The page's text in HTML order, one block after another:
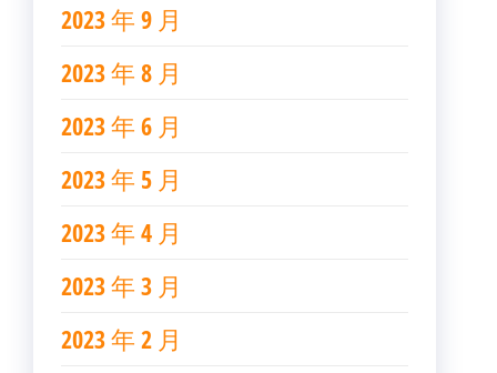
2023 年 9 月
2023 年 8 月
2023 年 6 月
2023 年 5 月
2023 年 4 月
2023 年 3 月
2023 年 2 月